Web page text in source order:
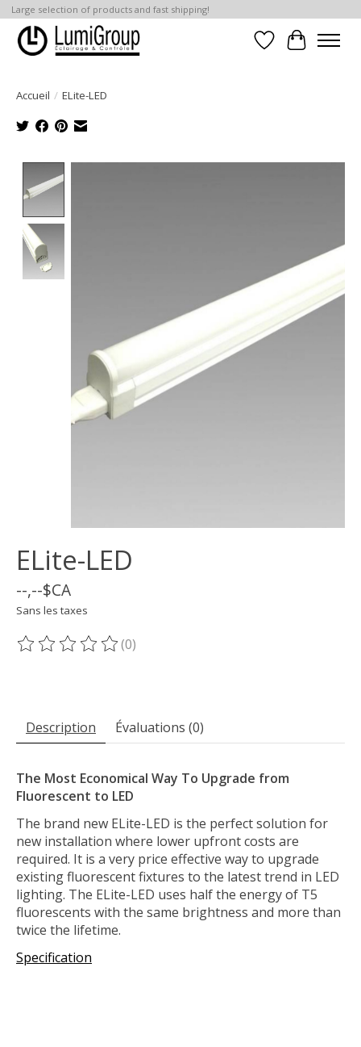
Large selection of products and fast shipping!
Liste dePanier
Accueil / ELite-LED
ELite-LED
--,--$CA
Sans les taxes
Ce produit est évalué à
(0)
Description Évaluations (0)
The Most Economical Way To Upgrade from
Fluorescent to LED
The brand new ELite-LED is the perfect solution for
new installation where lower upfront costs are
required. It is a very price effective way to upgrade
existing fluorescent fixtures to the latest trend in LED
lighting. The ELite-LED uses half the energy of T5
fluorescents with the same brightness and more than
twice the lifetime.
Specification